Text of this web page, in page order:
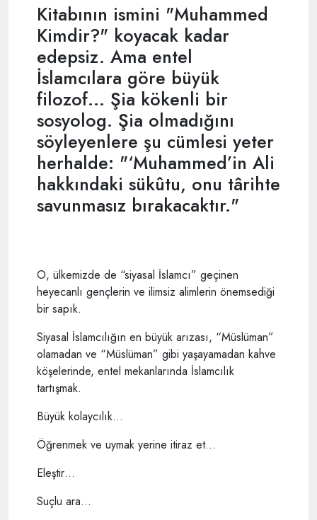
Kitabının ismini "Muhammed
Kimdir?" koyacak kadar
edepsiz. Ama entel
İslamcılara göre büyük
filozof... Şia kökenli bir
sosyolog. Şia olmadığını
söyleyenlere şu cümlesi yeter
herhalde: "‘Muhammed’in Ali
hakkındaki sükûtu, onu târihte
savunmasız bırakacaktır."
O, ülkemizde de “siyasal İslamcı” geçinen
heyecanlı gençlerin ve ilimsiz alimlerin önemsediği
bir sapık.
Siyasal İslamcılığın en büyük arızası, “Müslüman”
olamadan ve “Müslüman” gibi yaşayamadan kahve
köşelerinde, entel mekanlarında İslamcılık
tartışmak.
Büyük kolaycılık…
Öğrenmek ve uymak yerine itiraz et…
Eleştir…
Suçlu ara…